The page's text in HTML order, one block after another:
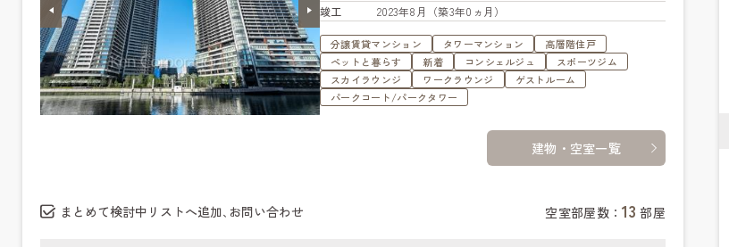
竣工
2023年8月（築3年0ヵ月）
分譲賃貸マンション タワーマンション
高層階住戸
ペットと暮らす
新着 コンシェルジュ
スポーツジム
スカイラウンジ
ワークラウンジ
ゲストルーム
パークコート/パークタワー
建物・空室一覧
まとめて検討中リストへ追加､お問い合わせ 空室部屋数：13 部屋